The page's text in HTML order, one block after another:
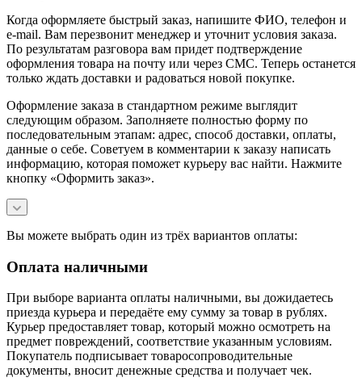
Когда оформляете быстрый заказ, напишите ФИО, телефон и
e-mail. Вам перезвонит менеджер и уточнит условия заказа.
По результатам разговора вам придет подтверждение
оформления товара на почту или через СМС. Теперь останется
только ждать доставки и радоваться новой покупке.
Оформление заказа в стандартном режиме выглядит
следующим образом. Заполняете полностью форму по
последовательным этапам: адрес, способ доставки, оплаты,
данные о себе. Советуем в комментарии к заказу написать
информацию, которая поможет курьеру вас найти. Нажмите
кнопку «Оформить заказ».
Вы можете выбрать один из трёх вариантов оплаты:
Оплата наличными
При выборе варианта оплаты наличными, вы дожидаетесь
приезда курьера и передаёте ему сумму за товар в рублях.
Курьер предоставляет товар, который можно осмотреть на
предмет повреждений, соответствие указанным условиям.
Покупатель подписывает товаросопроводительные
документы, вносит денежные средства и получает чек.